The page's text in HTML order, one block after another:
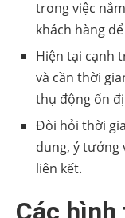
trong việc
khách hàng
Hiện tại cạnh
và cần thời
thụ động ổn
Đòi hỏi thời
dung, ý tưởng
liên kết.
Các